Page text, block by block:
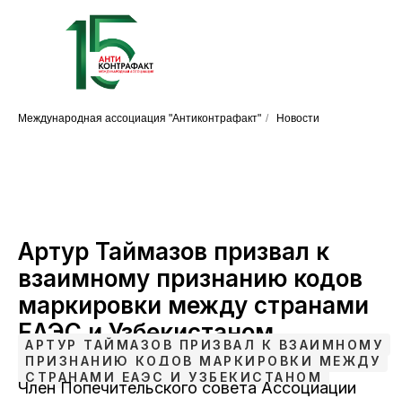
Международная ассоциация "Антиконтрафакт" / Новости
Артур Таймазов призвал к
взаимному признанию кодов
маркировки между странами
ЕАЭС и Узбекистаном
АРТУР ТАЙМАЗОВ ПРИЗВАЛ К ВЗАИМНОМУ
ПРИЗНАНИЮ КОДОВ МАРКИРОВКИ МЕЖДУ
СТРАНАМИ ЕАЭС И УЗБЕКИСТАНОМ
Член Попечительского совета Ассоциации